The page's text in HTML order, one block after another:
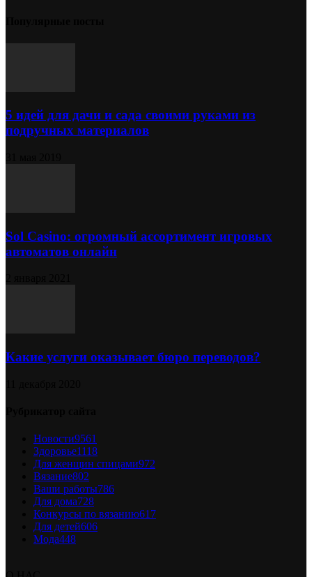
5 идей для дачи и сада своими руками из
подручных материалов
Sol Сasino: огромный ассортимент игровых
автоматов онлайн
Какие услуги оказывает бюро переводов?
Новости9561
Здоровье1118
Для женщин спицами972
Вязание802
Ваши работы786
Для дома728
Конкурсы по вязанию617
Для детей606
Мода448